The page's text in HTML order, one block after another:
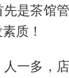
先是茶馆
质！
人一多，